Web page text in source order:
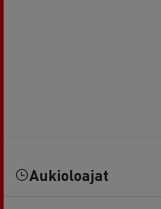
Aukioloajat